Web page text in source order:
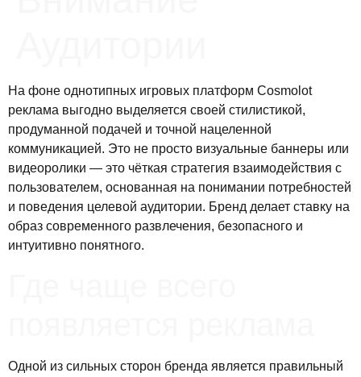
На фоне однотипных игровых платформ Cosmolot
реклама выгодно выделяется своей стилистикой,
продуманной подачей и точной нацеленной
коммуникацией. Это не просто визуальные баннеры или
видеоролики — это чёткая стратегия взаимодействия с
пользователем, основанная на понимании потребностей
и поведения целевой аудитории. Бренд делает ставку на
образ современного развлечения, безопасного и
интуитивно понятного.
Одной из сильных сторон бренда является правильный